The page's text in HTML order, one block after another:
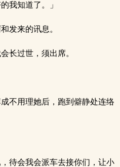
我知道了。」
发来的讯息。
长过世，须出席。
不用理她后，跑到僻静处连络
待会我会派车去接你们，让小